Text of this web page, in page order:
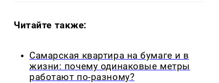
Читайте также:
Самарская квартира на бумаге и в
жизни: почему одинаковые метры
работают по-разному?